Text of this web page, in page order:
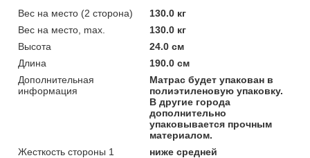
Вес на место (2 сторона)
130.0 кг
Вес на место, max.
130.0 кг
Высота
24.0 см
Длина
190.0 см
Дополнительная
информация
Матрас будет упакован в
полиэтиленовую упаковку.
В другие города
дополнительно
упаковывается прочным
материалом.
Жесткость стороны 1
ниже средней